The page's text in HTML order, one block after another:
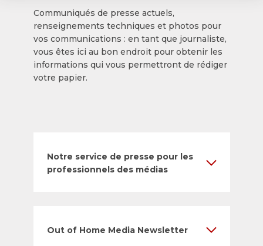
Communiqués de presse actuels,
renseignements techniques et photos pour
vos communications : en tant que journaliste,
vous êtes ici au bon endroit pour obtenir les
informations qui vous permettront de rédiger
votre papier.
Notre service de presse pour les
professionnels des médias
Out of Home Media Newsletter